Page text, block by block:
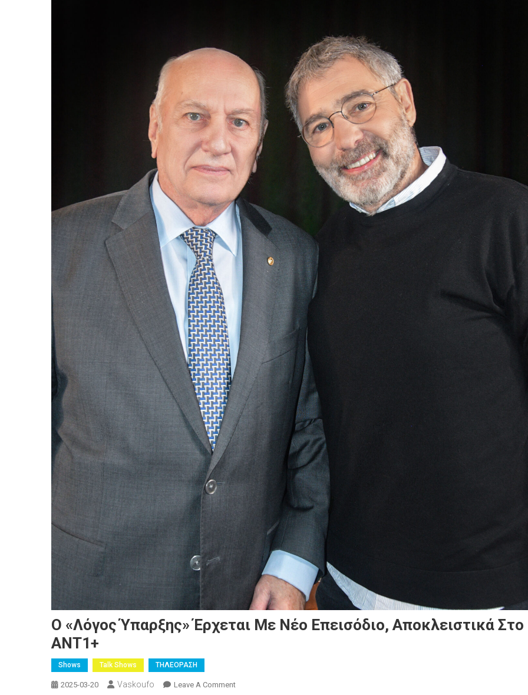
Ο «Λόγος Ύπαρξης» Έρχεται Με Νέο Επεισόδιο, Αποκλειστικά Στο
ΑΝΤ1+
Shows Talk Shows ΤΗΛΕΟΡΑΣΗ
2025-03-20 Vaskoufo Leave A CommentOn